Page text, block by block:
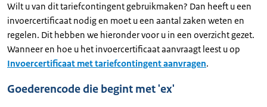
Wilt u van dit tariefcontingent gebruikmaken? Dan heeft u een
invoercertificaat nodig en moet u een aantal zaken weten en
regelen. Dit hebben we hieronder voor u in een overzicht gezet.
Wanneer en hoe u het invoercertificaat aanvraagt leest u op
Invoercertificaat met tariefcontingent aanvragen.
Goederencode die begint met 'ex'